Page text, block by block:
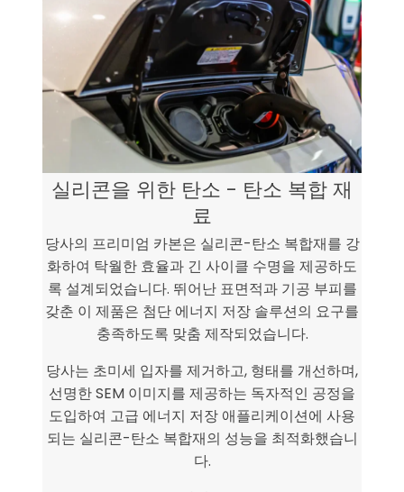
실리콘을 위한 탄소 - 탄소 복합 재
료
당사의 프리미엄 카본은 실리콘-탄소 복합재를 강
화하여 탁월한 효율과 긴 사이클 수명을 제공하도
록 설계되었습니다. 뛰어난 표면적과 기공 부피를
갖춘 이 제품은 첨단 에너지 저장 솔루션의 요구를
충족하도록 맞춤 제작되었습니다.
당사는 초미세 입자를 제거하고, 형태를 개선하며,
선명한 SEM 이미지를 제공하는 독자적인 공정을
도입하여 고급 에너지 저장 애플리케이션에 사용
되는 실리콘-탄소 복합재의 성능을 최적화했습니
다.